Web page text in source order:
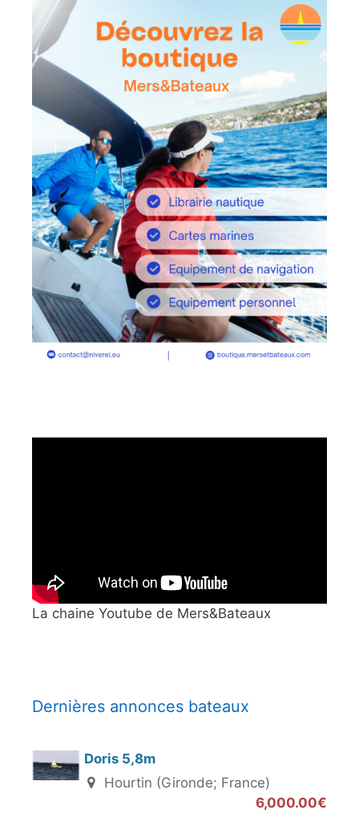
La chaine Youtube de Mers&Bateaux
Dernières annonces bateaux
Doris 5,8m
Hourtin (Gironde; France)
6,000.00€